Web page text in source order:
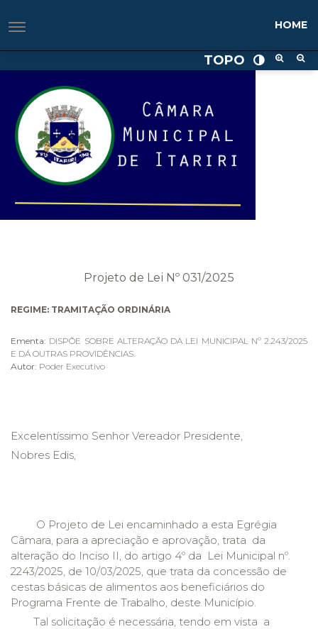
TOPO
HOME
Projeto de Lei Nº 031/2025
REGIME: TRAMITAÇÃO ORDINÁRIA
Ementa: DISPÕE SOBRE ALTERAÇÃO DA LEI MUNICIPAL Nº 2.243/2025
E DÁ OUTRAS PROVIDÊNCIAS.
Autor: Poder Executivo
Excelentíssimo Senhor Vereador Presidente,
Nobres Edis,
O Projeto de Lei encaminhado a esta Egrégia
Câmara, para a apreciação e aprovação, trata da
alteração do Inciso II, do artigo 4º da Lei Municipal nº.
2243/2025, de 10/03/2025, que trata da concessão de
cestas básicas de alimentos aos beneficiários do
Programa Frente de Trabalho, deste Município.
Tal solicitação é necessária, tendo em vista a